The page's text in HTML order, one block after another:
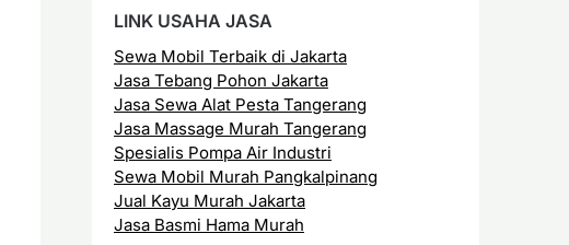
LINK USAHA JASA
Sewa Mobil Terbaik di Jakarta
Jasa Tebang Pohon Jakarta
Jasa Sewa Alat Pesta Tangerang
Jasa Massage Murah Tangerang
Spesialis Pompa Air Industri
Sewa Mobil Murah Pangkalpinang
Jual Kayu Murah Jakarta
Jasa Basmi Hama Murah